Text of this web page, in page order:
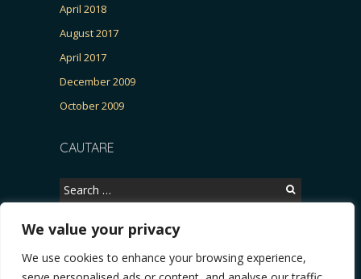
We value your privacy
We use cookies to enhance your browsing experience,
April 2018
August 2017
April 2017
December 2009
October 2009
CAUTARE
Search
for:
Copyright © 2026, CERTITUDINEA.